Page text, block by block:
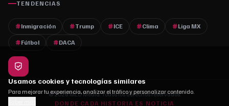
TENDENCIAS
Inmigración Trump ICE Clima Liga MX
Fútbol DACA
© 2026 MLC Media. Todos los derechos reservados.
DONDE CADA HISTORIA ES NOTICIA
Usamos cookies y tecnologías similares
Para mejorar tu experiencia, analizar el tráfico y personalizar contenido.